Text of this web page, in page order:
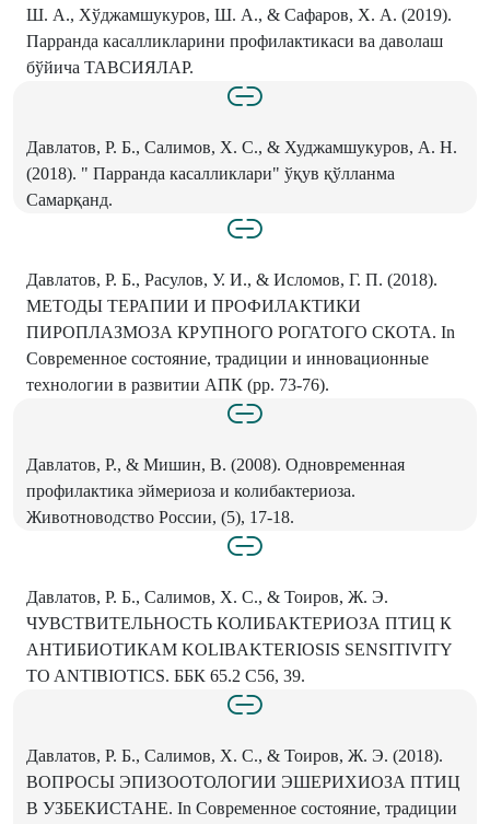
Ш. А., Хўджамшукуров, Ш. А., & Сафаров, Х. А. (2019).
Парранда касалликларини профилактикаси ва даволаш
бўйича ТАВСИЯЛАР.
Давлатов, Р. Б., Салимов, Х. С., & Худжамшукуров, А. Н.
(2018). " Парранда касалликлари" ўқув қўлланма
Самарқанд.
Давлатов, Р. Б., Расулов, У. И., & Исломов, Г. П. (2018).
МЕТОДЫ ТЕРАПИИ И ПРОФИЛАКТИКИ
ПИРОПЛАЗМОЗА КРУПНОГО РОГАТОГО СКОТА. In
Современное состояние, традиции и инновационные
технологии в развитии АПК (pp. 73-76).
Давлатов, Р., & Мишин, В. (2008). Одновременная
профилактика эймериоза и колибактериоза.
Животноводство России, (5), 17-18.
Давлатов, Р. Б., Салимов, Х. С., & Тоиров, Ж. Э.
ЧУВСТВИТЕЛЬНОСТЬ КОЛИБАКТЕРИОЗА ПТИЦ К
АНТИБИОТИКАМ KOLIBAKTERIOSIS SENSITIVITY
TO ANTIBIOTICS. ББК 65.2 С56, 39.
Давлатов, Р. Б., Салимов, Х. С., & Тоиров, Ж. Э. (2018).
ВОПРОСЫ ЭПИЗООТОЛОГИИ ЭШЕРИХИОЗА ПТИЦ
В УЗБЕКИСТАНЕ. In Современное состояние, традиции